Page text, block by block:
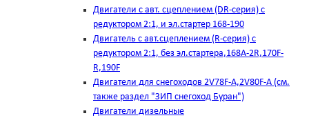
Двигатели с авт. сцеплением (DR-серия) с
редуктором 2:1, и эл.стартер 168-190
Двигатель с авт.сцеплением (R-серия) с
редуктором 2:1, без эл.стартера,168А-2R,170F-
R,190F
Двигатели для снегоходов 2V78F-A,2V80F-A (см.
также раздел "ЗИП снегоход Буран")
Двигатели дизельные